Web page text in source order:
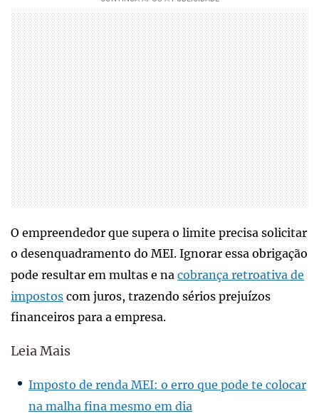
O empreendedor que supera o limite precisa solicitar
o desenquadramento do MEI. Ignorar essa obrigação
pode resultar em multas e na cobrança retroativa de
impostos com juros, trazendo sérios prejuízos
financeiros para a empresa.
Leia Mais
Imposto de renda MEI: o erro que pode te colocar
na malha fina mesmo em dia